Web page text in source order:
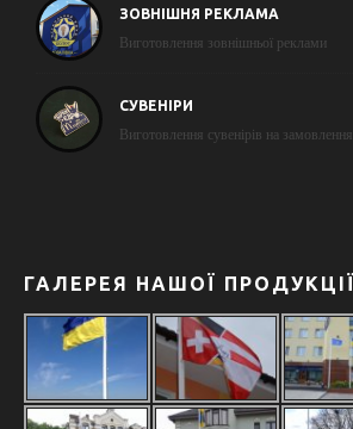
ЗОВНІШНЯ РЕКЛАМА
Виготовлення зовнішньої реклами
СУВЕНІРИ
Виготовлення сувенірів на замовлення
ГАЛЕРЕЯ НАШОЇ ПРОДУКЦІЇ